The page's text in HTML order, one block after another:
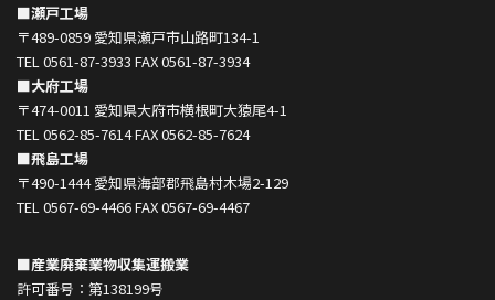
■瀬戸工場
〒489-0859 愛知県瀬戸市山路町134-1
TEL 0561-87-3933 FAX 0561-87-3934
■大府工場
〒474-0011 愛知県大府市横根町大猿尾4-1
TEL 0562-85-7614 FAX 0562-85-7624
■飛島工場
〒490-1444 愛知県海部郡飛島村木場2-129
TEL 0567-69-4466 FAX 0567-69-4467
■産業廃棄業物収集運搬業
許可番号：第138199号